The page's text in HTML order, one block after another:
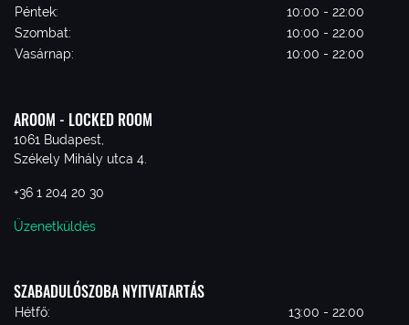
Péntek:
10:00 - 22:00
Szombat:
10:00 - 22:00
Vasárnap:
10:00 - 22:00
AROOM - LOCKED ROOM
1061 Budapest,
Székely Mihály utca 4.
+36 1 204 20 30
Üzenetküldés
SZABADULÓSZOBA NYITVATARTÁS
Hétfő:
13:00 - 22:00